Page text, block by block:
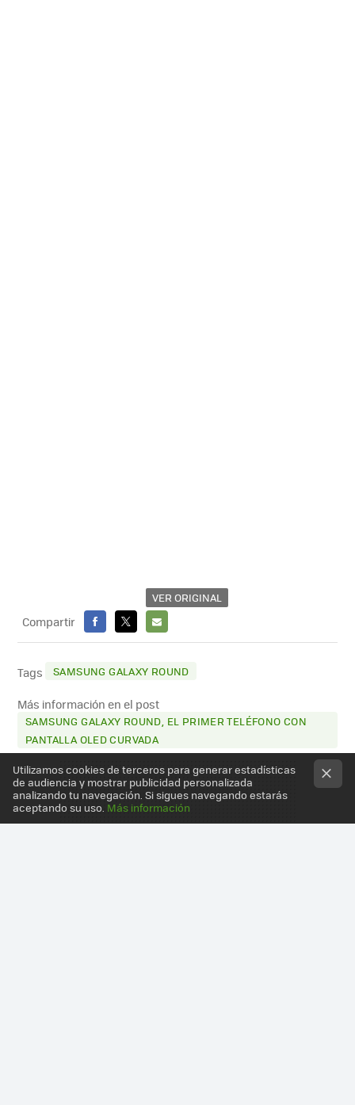
VER ORIGINAL
Compartir
FACEBOOK
X
E-
MAIL
Tags SAMSUNG GALAXY ROUND
Más información en el post
SAMSUNG GALAXY ROUND, EL PRIMER TELÉFONO CON
PANTALLA OLED CURVADA
Utilizamos cookies de terceros para generar estadísticas
de audiencia y mostrar publicidad personalizada
analizando tu navegación. Si sigues navegando estarás
aceptando su uso. Más información